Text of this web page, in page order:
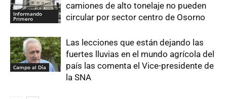
Informando
Primero
camiones de alto tonelaje no pueden
circular por sector centro de Osorno
Campo al Día
Las lecciones que están dejando las
fuertes lluvias en el mundo agrícola del
país las comenta el Vice-presidente de
la SNA